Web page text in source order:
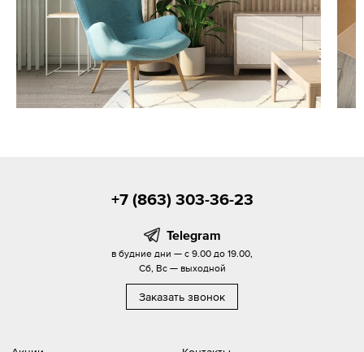
+7 (863) 303-36-23
Telegram
в будние дни — с 9.00 до 19.00,
Сб, Вс — выходной
Заказать звонок